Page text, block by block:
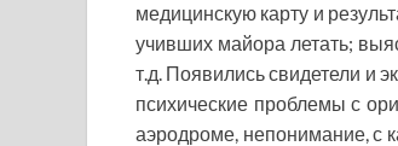
медицинскую карту и
учивших майора летать;
т.д. Появились свидетели и
психические проблемы с
аэродроме, непонимание, с